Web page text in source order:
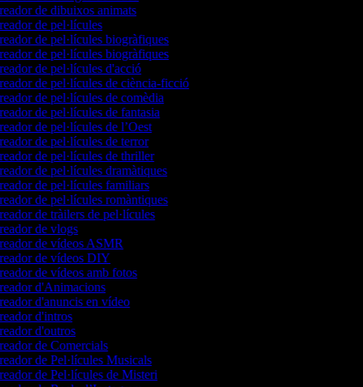
de dibuixos animats
de pel·lícules
de pel·lícules biogràfiques
de pel·lícules biogràfiques
de pel·lícules d'acció
de pel·lícules de ciència-ficció
de pel·lícules de comèdia
de pel·lícules de fantasia
de pel·lícules de l’Oest
de pel·lícules de terror
de pel·lícules de thriller
de pel·lícules dramàtiques
de pel·lícules familiars
de pel·lícules romàntiques
de tràilers de pel·lícules
de vlogs
de vídeos ASMR
de vídeos DIY
de vídeos amb fotos
d'Animacions
d'anuncis en vídeo
d'intros
d'outros
de Comercials
de Pel·lícules Musicals
de Pel·lícules de Misteri